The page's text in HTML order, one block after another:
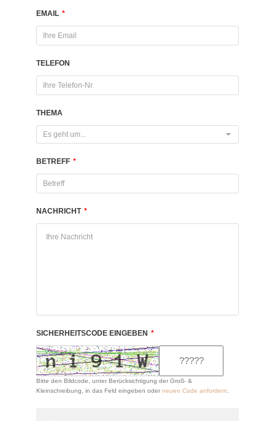
EMAIL *
TELEFON
THEMA
Es geht um...
BETREFF *
NACHRICHT *
SICHERHEITSCODE EINGEBEN *
Bitte den Bildcode, unter Berücksichtigung der Groß- &
Kleinschreibung, in das Feld eingeben oder neuen Code anfordern